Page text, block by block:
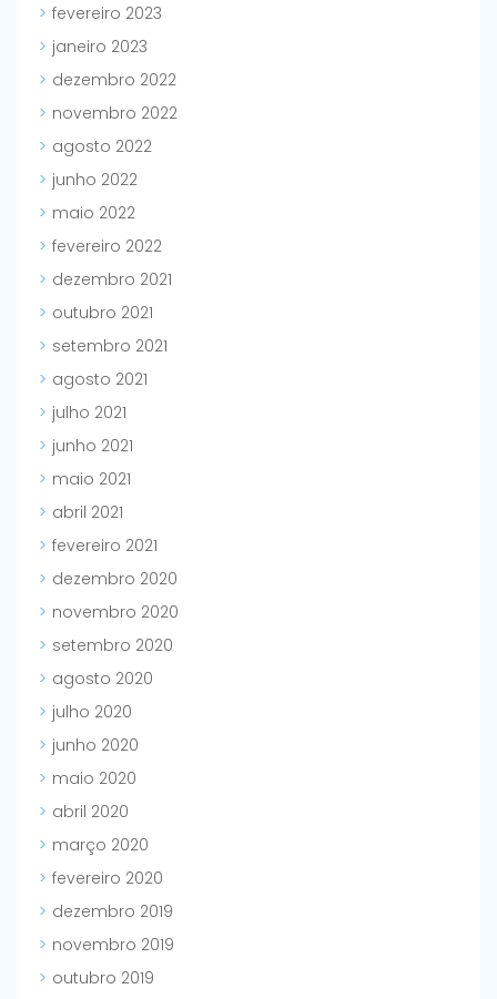
fevereiro 2023
janeiro 2023
dezembro 2022
novembro 2022
agosto 2022
junho 2022
maio 2022
fevereiro 2022
dezembro 2021
outubro 2021
setembro 2021
agosto 2021
julho 2021
junho 2021
maio 2021
abril 2021
fevereiro 2021
dezembro 2020
novembro 2020
setembro 2020
agosto 2020
julho 2020
junho 2020
maio 2020
abril 2020
março 2020
fevereiro 2020
dezembro 2019
novembro 2019
outubro 2019